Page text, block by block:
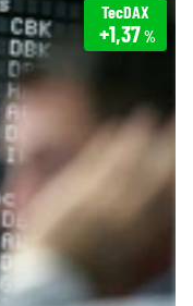
TecDAX
+1,37%